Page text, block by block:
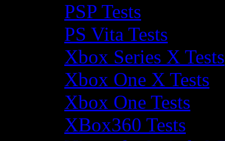
PSP Tests
PS Vita Tests
Xbox Series X Tests
Xbox One X Tests
Xbox One Tests
XBox360 Tests